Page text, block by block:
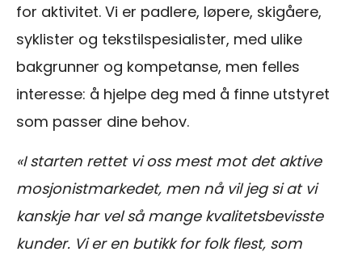
for aktivitet. Vi er padlere, løpere, skigåere,
syklister og tekstilspesialister, med ulike
bakgrunner og kompetanse, men felles
interesse: å hjelpe deg med å finne utstyret
som passer dine behov.
«I starten rettet vi oss mest mot det aktive
mosjonistmarkedet, men nå vil jeg si at vi
kanskje har vel så mange kvalitetsbevisste
kunder. Vi er en butikk for folk flest, som